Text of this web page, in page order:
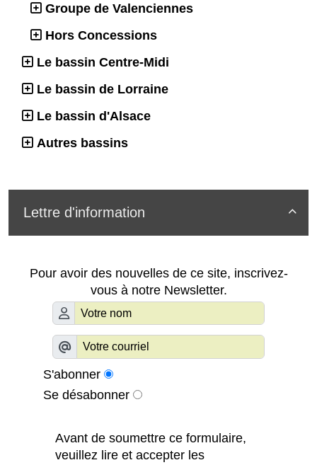
Groupe de Valenciennes
Hors Concessions
Le bassin Centre-Midi
Le bassin de Lorraine
Le bassin d'Alsace
Autres bassins

Lettre d'information
Pour avoir des nouvelles de ce site, inscrivez-
vous à notre Newsletter.
S'abonner
Se désabonner
Avant de soumettre ce formulaire,
veuillez lire et accepter les